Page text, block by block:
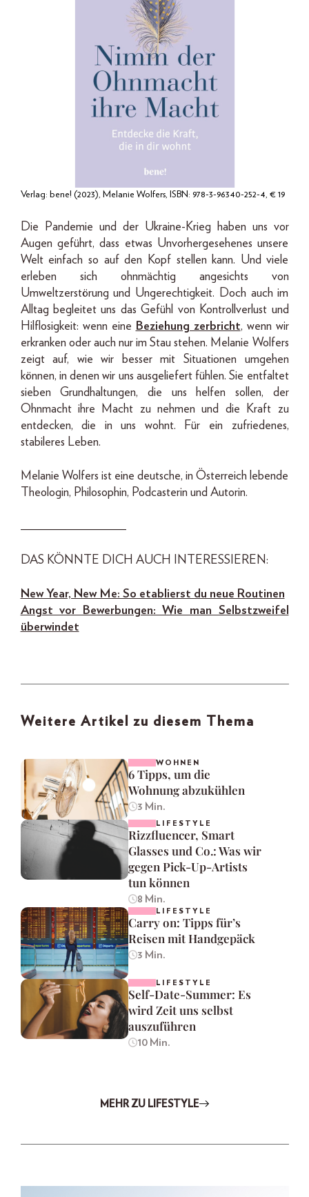
Verlag: bene! (2023), Melanie Wolfers, ISBN: 978-3-96340-252-4, € 19
Die Pandemie und der Ukraine-Krieg haben uns vor
Augen geführt, dass etwas Unvorhergesehenes unsere
Welt einfach so auf den Kopf stellen kann. Und viele
erleben sich ohnmächtig angesichts von
Umweltzerstörung und Ungerechtigkeit. Doch auch im
Alltag begleitet uns das Gefühl von Kontrollverlust und
Hilflosigkeit: wenn eine Beziehung zerbricht, wenn wir
erkranken oder auch nur im Stau stehen. Melanie Wolfers
zeigt auf, wie wir besser mit Situationen umgehen
können, in denen wir uns ausgeliefert fühlen. Sie entfaltet
sieben Grundhaltungen, die uns helfen sollen, der
Ohnmacht ihre Macht zu nehmen und die Kraft zu
entdecken, die in uns wohnt. Für ein zufriedenes,
stabileres Leben.
Melanie Wolfers ist eine deutsche, in Österreich lebende
Theologin, Philosophin, Podcasterin und Autorin.
_________________
DAS KÖNNTE DICH AUCH INTERESSIEREN:
New Year, New Me: So etablierst du neue Routinen
Angst vor Bewerbungen: Wie man Selbstzweifel
überwindet
Weitere Artikel zu diesem Thema
WOHNEN
6 Tipps, um die
Wohnung abzukühlen
3 Min.
LIFESTYLE
Rizzfluencer, Smart
Glasses und Co.: Was wir
gegen Pick-Up-Artists
tun können
8 Min.
LIFESTYLE
Carry on: Tipps für’s
Reisen mit Handgepäck
3 Min.
LIFESTYLE
Self-Date-Summer: Es
wird Zeit uns selbst
auszuführen
10 Min.
MEHR ZU LIFESTYLE